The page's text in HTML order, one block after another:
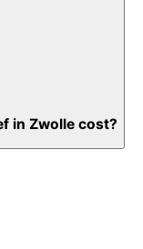
in Zwolle cost?